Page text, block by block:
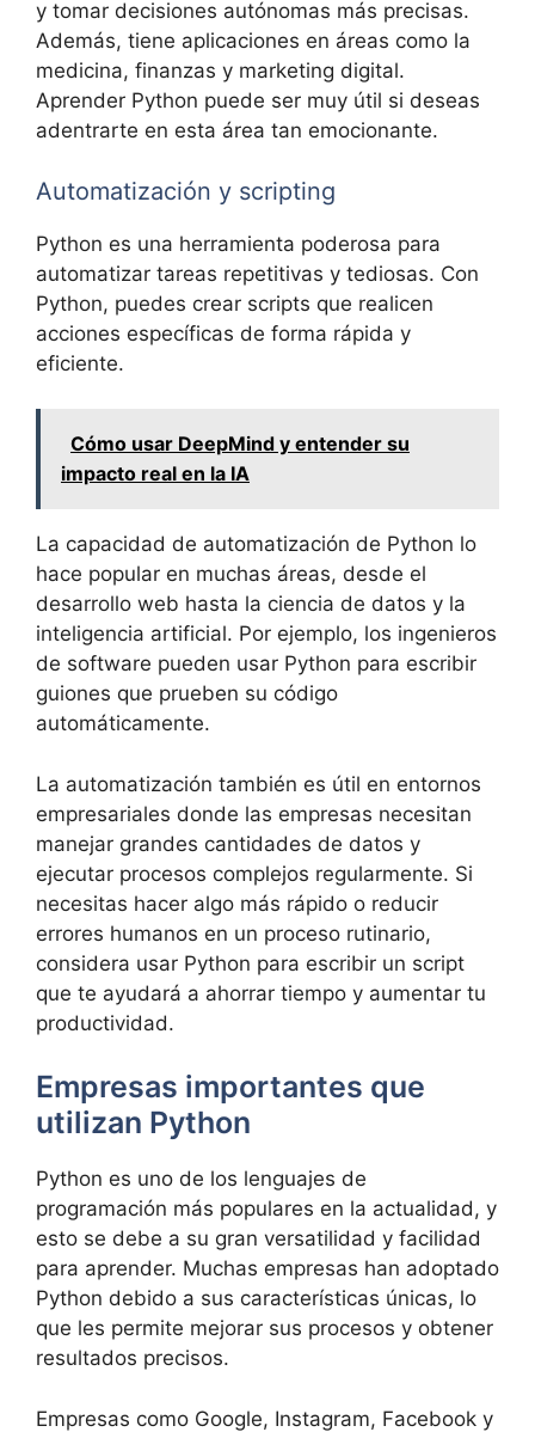
y tomar decisiones autónomas más precisas.
Además, tiene aplicaciones en áreas como la
medicina, finanzas y marketing digital.
Aprender Python puede ser muy útil si deseas
adentrarte en esta área tan emocionante.
Automatización y scripting
Python es una herramienta poderosa para
automatizar tareas repetitivas y tediosas. Con
Python, puedes crear scripts que realicen
acciones específicas de forma rápida y
eficiente.
Cómo usar DeepMind y entender su
impacto real en la IA
La capacidad de automatización de Python lo
hace popular en muchas áreas, desde el
desarrollo web hasta la ciencia de datos y la
inteligencia artificial. Por ejemplo, los ingenieros
de software pueden usar Python para escribir
guiones que prueben su código
automáticamente.
La automatización también es útil en entornos
empresariales donde las empresas necesitan
manejar grandes cantidades de datos y
ejecutar procesos complejos regularmente. Si
necesitas hacer algo más rápido o reducir
errores humanos en un proceso rutinario,
considera usar Python para escribir un script
que te ayudará a ahorrar tiempo y aumentar tu
productividad.
Empresas importantes que
utilizan Python
Python es uno de los lenguajes de
programación más populares en la actualidad, y
esto se debe a su gran versatilidad y facilidad
para aprender. Muchas empresas han adoptado
Python debido a sus características únicas, lo
que les permite mejorar sus procesos y obtener
resultados precisos.
Empresas como Google, Instagram, Facebook y